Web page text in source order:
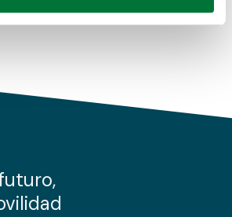
sobre cómo se procesan sus
uso que haga del sitio web con
redes sociales, publicidad y análisis